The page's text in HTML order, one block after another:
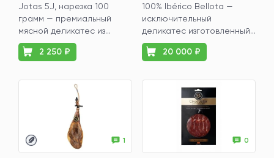
Jotas 5J, нарезка 100
грамм — премиальный
мясной деликатес из...
2 250 ₽
100% Ibérico Bellota —
исключительный
деликатес изготовленный...
20 000 ₽
1 0